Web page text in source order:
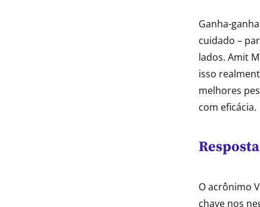
Ganha-
cuidado –
lados. Amit
isso
melhores
com eficácia.
O acrônimo
chave nos